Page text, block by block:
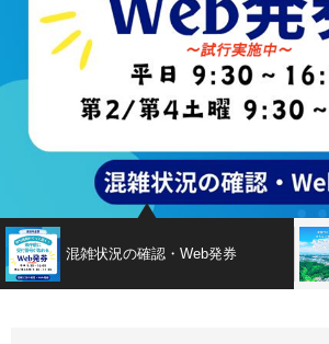
混雑状況の確認・Web発券